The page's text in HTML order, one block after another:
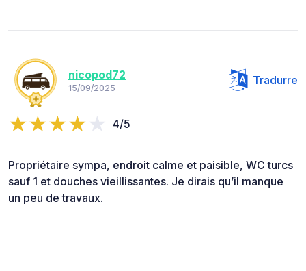
nicopod72
15/09/2025
Tradurre
4/5
Propriétaire sympa, endroit calme et paisible, WC turcs
sauf 1 et douches vieillissantes. Je dirais qu’il manque
un peu de travaux.